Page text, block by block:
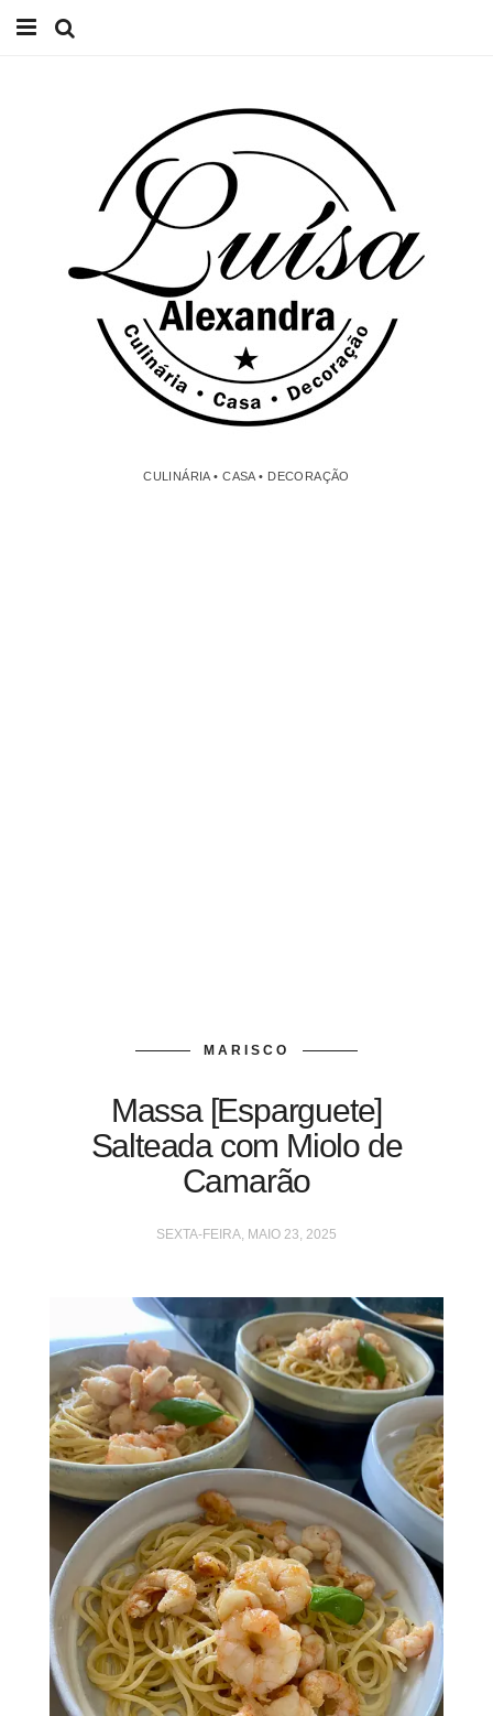
CULINÁRIA • CASA • DECORAÇÃO
MARISCO
Massa [Esparguete]
Salteada com Miolo de
Camarão
SEXTA-FEIRA, MAIO 23, 2025